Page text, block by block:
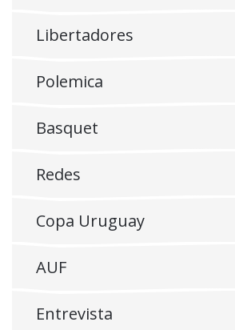
Libertadores
Polemica
Basquet
Redes
Copa Uruguay
AUF
Entrevista